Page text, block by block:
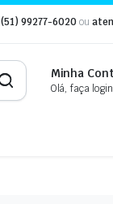
(51) 99277-6020ou
Minha
Olá, faça login